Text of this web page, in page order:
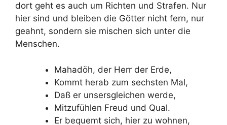
dort geht es auch um Richten und Strafen. Nur
hier sind und bleiben die Götter nicht fern, nur
geahnt, sondern sie mischen sich unter die
Menschen.
Mahadöh, der Herr der Erde,
Kommt herab zum sechsten Mal,
Daß er unsersgleichen werde,
Mitzufühlen Freud und Qual.
Er bequemt sich, hier zu wohnen,